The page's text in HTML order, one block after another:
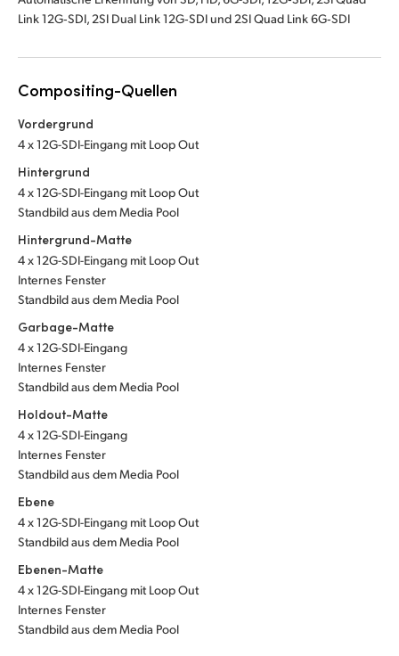
Link 12G‑SDI, 2SI Dual Link 12G‑SDI und 2SI Quad Link 6G‑SDI
Compositing-Quellen
Vordergrund
4 x 12G-SDI-Eingang mit Loop Out
Hintergrund
4 x 12G-SDI-Eingang mit Loop Out
Standbild aus dem Media Pool
Hintergrund-Matte
4 x 12G-SDI-Eingang mit Loop Out
Internes Fenster
Standbild aus dem Media Pool
Garbage-Matte
4 x 12G-SDI-Eingang
Internes Fenster
Standbild aus dem Media Pool
Holdout-Matte
4 x 12G-SDI-Eingang
Internes Fenster
Standbild aus dem Media Pool
Ebene
4 x 12G-SDI-Eingang mit Loop Out
Standbild aus dem Media Pool
Ebenen-Matte
4 x 12G-SDI-Eingang mit Loop Out
Internes Fenster
Standbild aus dem Media Pool